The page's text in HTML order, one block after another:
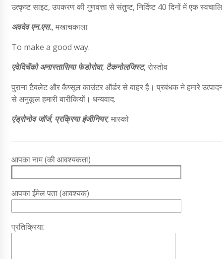
उत्कृष्ट साइट, उपकरण की गुणवत्ता से संतुष्ट, निर्दिष्ट 40 दिनों में एक
अवदेवएन.एस., मखाचकाला
To make a good way.
एवेदिचेंको अनास्तासिया फेडोरोवा, टैकनोलजिस्ट, रोस्तोव
पुराना टैबलेट और कैप्सूल काउंटर ऑर्डर से बाहर है। प्रबंधक ने हमारे
से अनुकूल हमारी बारीकियों। धन्यवाद.
एंड्रोनोव जॉर्ज, प्रक्रिया इंजीनियर, मास्को
आपका नाम (की आवश्यकता)
आपका ईमेल पता (आवश्यक)
प्रतिक्रिया: